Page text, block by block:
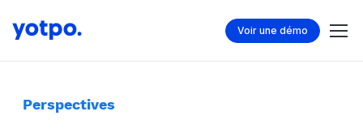
Voir une démo
Perspectives